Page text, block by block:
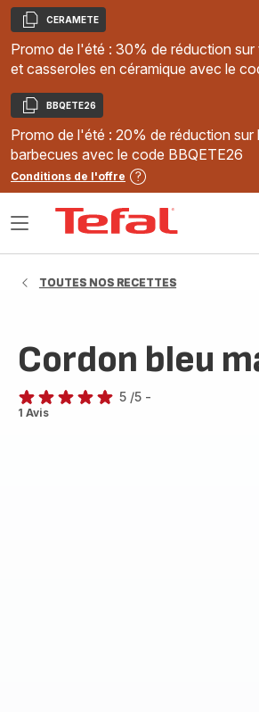
Copier
CERAMETE
Promo de l'été : 30% de réduction
et casseroles en céramique avec le
Copier
BBQETE26
Promo de l'été : 20% de réduction sur
barbecues avec le code BBQETE26
Conditions de l'offre
Ouvrir
TOUTES NOS RECETTES
Cordon bleu
Avis
5 /5 -
1 Avis